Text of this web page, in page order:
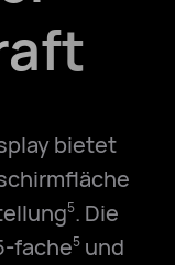
bietet
5. Die
fache5 und